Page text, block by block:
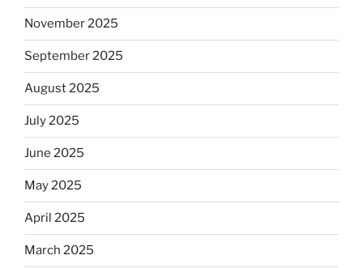
November 2025
September 2025
August 2025
July 2025
June 2025
May 2025
April 2025
March 2025